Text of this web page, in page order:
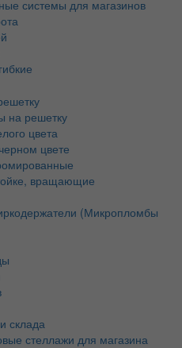
системы для магазинов
на решетку
цвета
цвете
вращающие
(Микропломбы
склада
стеллажи для магазина